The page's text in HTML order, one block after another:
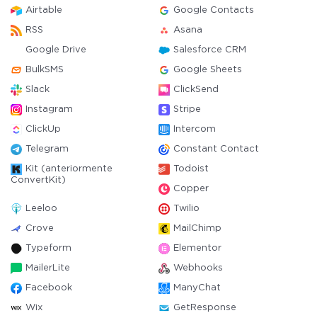
Airtable Google Contacts
RSS Asana
Google Drive Salesforce CRM
BulkSMS Google Sheets
Slack ClickSend
Instagram Stripe
ClickUp Intercom
Telegram Constant Contact
Kit (anteriormente
ConvertKit)
Todoist
Copper
Leeloo Twilio
Crove MailChimp
Typeform Elementor
MailerLite Webhooks
Facebook ManyChat
Wix GetResponse